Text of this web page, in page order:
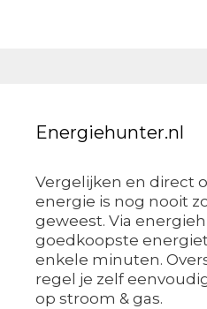
Energiehunter.nl
Vergelijken en direct
energie is nog nooit
geweest. Via
goedkoopste
enkele minuten.
regel je zelf
op stroom & gas.